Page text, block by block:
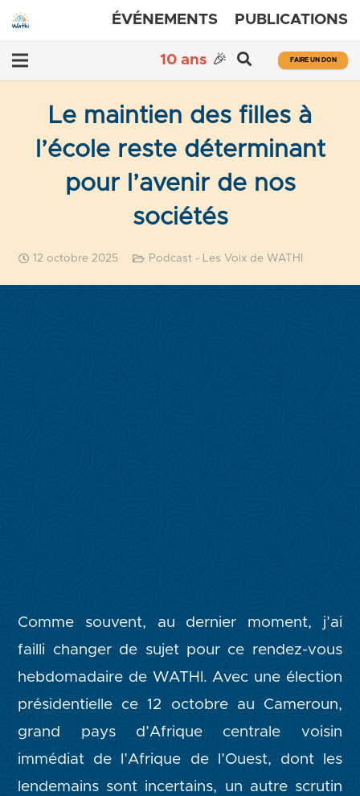
ÉVÉNEMENTS PUBLICATIONS
10 ans 🎉 FAIRE UN DON
Le maintien des filles à
l’école reste déterminant
pour l’avenir de nos
sociétés
12 octobre 2025 Podcast - Les Voix de WATHI
Comme souvent, au dernier moment, j’ai
failli changer de sujet pour ce rendez-vous
hebdomadaire de WATHI. Avec une élection
présidentielle ce 12 octobre au Cameroun,
grand pays d’Afrique centrale voisin
immédiat de l’Afrique de l’Ouest, dont les
lendemains sont incertains, un autre scrutin